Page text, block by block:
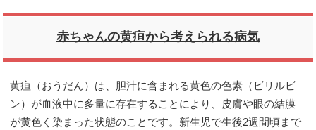
赤ちゃんの黄疸から考えられる病気
黄疸（おうだん）は、胆汁に含まれる黄色の色素（ビリルビ
ン）が血液中に多量に存在することにより、皮膚や眼の結膜
が黄色く染まった状態のことです。新生児で生後2週間頃まで